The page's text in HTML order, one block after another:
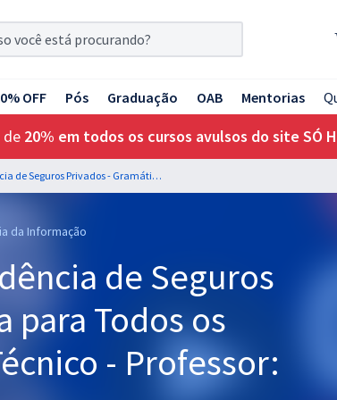
OFF Pós Graduação OAB Mentorias
de 20% em todos os cursos avulsos do site SÓ
SUSEP - Superintendência de Seguros Privados - Gramática para Todos os Cargos de Analista Técnico - Professor: Claiton Natal
da Informação
de Seguros
para Todos os
- Professor: